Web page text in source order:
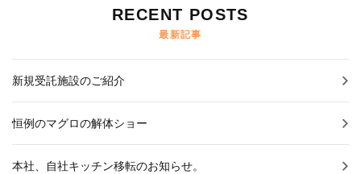
RECENT POSTS
最新記事
新規受託施設のご紹介
恒例のマグロの解体ショー
本社、自社キッチン移転のお知らせ。